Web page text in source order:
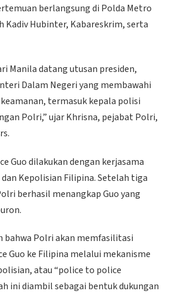
berlangsung di Polda Metro
Kadiv Hubinter, Kabareskrim, serta
Manila datang utusan presiden,
Dalam Negeri yang membawahi
termasuk kepala polisi
Polri,” ujar Khrisna, pejabat Polri,
Guo dilakukan dengan kerjasama
Kepolisian Filipina. Setelah tiga
berhasil menangkap Guo yang
bahwa Polri akan memfasilitasi
Guo ke Filipina melalui mekanisme
atau “police to police
ini diambil sebagai bentuk dukungan